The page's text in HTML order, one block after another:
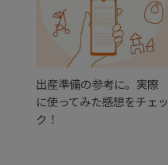
出産準備の参考に。実際
に使ってみた感想をチェッ
ク！